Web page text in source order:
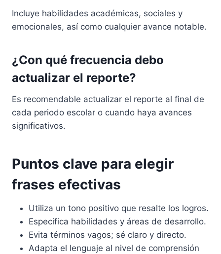
Incluye habilidades académicas, sociales y
emocionales, así como cualquier avance notable.
¿Con qué frecuencia debo
actualizar el reporte?
Es recomendable actualizar el reporte al final de
cada periodo escolar o cuando haya avances
significativos.
Puntos clave para elegir
frases efectivas
Utiliza un tono positivo que resalte los logros.
Especifica habilidades y áreas de desarrollo.
Evita términos vagos; sé claro y directo.
Adapta el lenguaje al nivel de comprensión